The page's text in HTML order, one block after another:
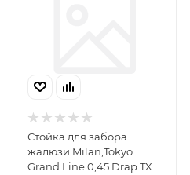
Стойка для забора
жалюзи Milan,Tokyo
Grand Line 0,45 Drap TX